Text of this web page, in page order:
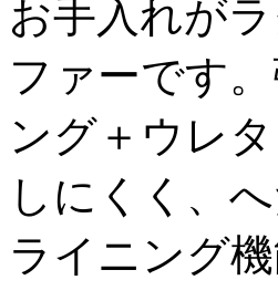
お手入れが
ファーです
ング＋ウレ
しにくく、
ライニング